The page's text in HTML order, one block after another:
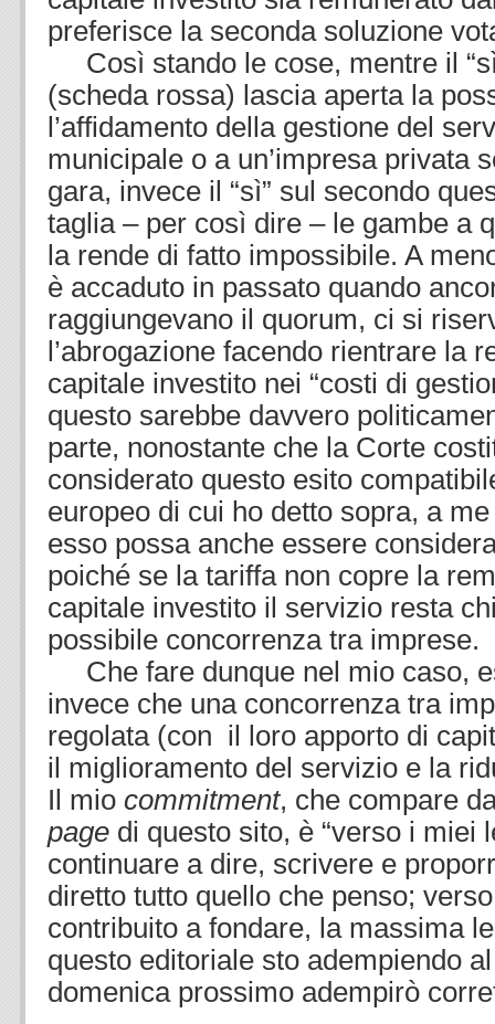
preferisce la seconda soluzione
Così stando le cose, mentre il
(scheda rossa) lascia aperta la
l’affidamento della gestione del
municipale o a un’impresa privata
gara, invece il “sì” sul secondo
taglia – per così dire – le gambe a
la rende di fatto impossibile. A
è accaduto in passato quando
raggiungevano il quorum, ci si
l’abrogazione facendo rientrare la
capitale investito nei “costi di
questo sarebbe davvero
parte, nonostante che la Corte
considerato questo esito
europeo di cui ho detto sopra, a
esso possa anche essere
poiché se la tariffa non copre la
capitale investito il servizio resta
possibile concorrenza tra imprese.
Che fare dunque nel mio caso,
invece che una concorrenza tra
regolata (con il loro apporto di
il miglioramento del servizio e la
Il mio commitment, che compare
page di questo sito, è “verso i miei
continuare a dire, scrivere e
diretto tutto quello che penso;
contribuito a fondare, la massima
questo editoriale sto adempiendo
domenica prossimo adempirò